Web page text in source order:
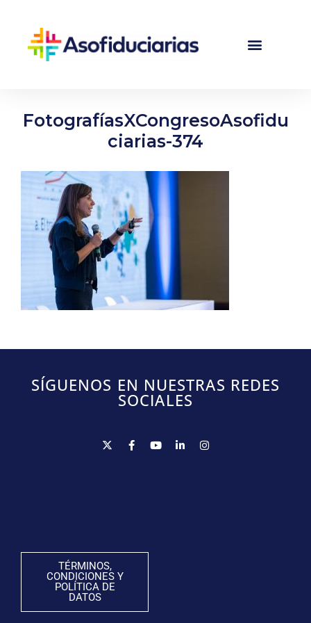
FotografíasXCongresoAsofidu
ciarias-374
SÍGUENOS EN NUESTRAS REDES
SOCIALES
TÉRMINOS,
CONDICIONES Y
POLÍTICA DE
DATOS